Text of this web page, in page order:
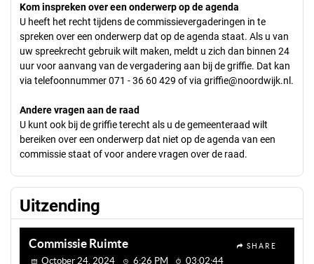
Kom inspreken over een onderwerp op de agenda
U heeft het recht tijdens de commissievergaderingen in te
spreken over een onderwerp dat op de agenda staat. Als u van
uw spreekrecht gebruik wilt maken, meldt u zich dan binnen 24
uur voor aanvang van de vergadering aan bij de griffie. Dat kan
via telefoonnummer 071 - 36 60 429 of via griffie@noordwijk.nl .
Andere vragen aan de raad
U kunt ook bij de griffie terecht als u de gemeenteraad wilt
bereiken over een onderwerp dat niet op de agenda van een
commissie staat of voor andere vragen over de raad.
Uitzending